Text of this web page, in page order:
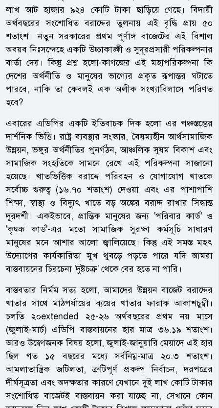
লাখ আট হাজার ৯২৪ কোটি টাকা ছাড়িয়ে গেছে। বিদায়ী
অর্থবছরের সংশোধিত বরাদ্দের তুলনায় এই বৃদ্ধি প্রায় ৫০
শতাংশ। নতুন সরকারের প্রথম পূর্ণাঙ্গ বাজেটের এই বিশাল
অবয়ব নিঃসন্দেহে একটি উচ্চাকাঙ্ক্ষী ও সুদূরপ্রসারী পরিকল্পনার
বার্তা দেয়। কিন্তু প্রশ্ন হলো-কাগজের এই মহাপরিকল্পনা কি
দেশের অর্থনীতি ও মানুষের ভাগ্যের প্রকৃত রূপান্তর ঘটাতে
পারবে, নাকি তা কেবলই এক অলীক সংখ্যাবিলাসে পরিণত
হবে?
এবারের এডিপির একটি ইতিবাচক দিক হলো এর পঞ্চস্তম্ভের
দার্শনিক ভিত্তি। রাষ্ট্র ব্যবস্থার সংস্কার, বৈষম্যহীন আর্থসামাজিক
উন্নয়ন, ভঙ্গুর অর্থনীতির পুনর্গঠন, আঞ্চলিক সুষম বিকাশ এবং
সামাজিক সংহতিকে সামনে রেখে এই পরিকল্পনা সাজানো
হয়েছে। খাতভিত্তিক বরাদ্দে পরিবহন ও যোগাযোগ খাতকে
সর্বোচ্চ গুরুত্ব (১৬.৭০ শতাংশ) দেওয়া এবং এর পাশাপাশি
শিক্ষা, স্বাস্থ্য ও বিদ্যুৎ খাতে বড় অঙ্কের বরাদ্দ রাখার সিদ্ধান্ত
দূরদর্শী। একইভাবে, প্রান্তিক মানুষের জন্য 'পরিবার কার্ড' ও
'কৃषक কার্ড'-এর মতো সামাজিক সুরক্ষা কর্মসূচি সাধারণ
মানুষের মনে আশার আলো জ্বালিয়েছে। কিন্তু এই সমস্ত মহৎ
উদ্যোগের কার্যকারিতা মুখ থুবড়ে পড়তে পারে যদি আমরা
বাস্তবায়নের চিরচেনা 'দুষ্টচক্র' থেকে বের হতে না পারি।
বাস্তবতার নির্মম সত্য হলো, আমাদের উন্নয়ন বাজেট বরাদ্দের
খাতার সাথে মাঠপর্যায়ের ব্যয়ের খাতার ফারাক আকাশচুম্বী।
চলতি ২০extended ২৫-২৬ অর্থবছরের প্রথম নয় মাসে
(জুলাই-মার্চ) এডিপি বাস্তবায়নের হার মাত্র ৩৬.১৯ শতাংশ।
আরও উদ্বেগজনক বিষয় হলো, জুলাই-জানুয়ারি মেয়াদে এই হার
ছিল গত ১৫ বছরের মধ্যে সর্বনিম্ন-মাত্র ২০.৩ শতাংশ।
আমলাতান্ত্রিক জটিলতা, ত্রুটিপূর্ণ প্রকল্প নির্বাচন, দরপত্রের
দীর্ঘসূত্রতা এবং অদক্ষতার কারণে যেখানে দুই লাখ কোটি টাকার
সংশোধিত বাজেটই বাস্তবায়ন করা যাচ্ছে না, সেখানে কোন